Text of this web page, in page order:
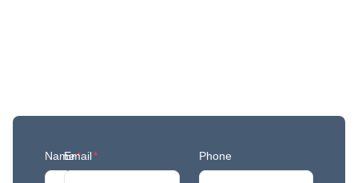
Name*
Email* Phone